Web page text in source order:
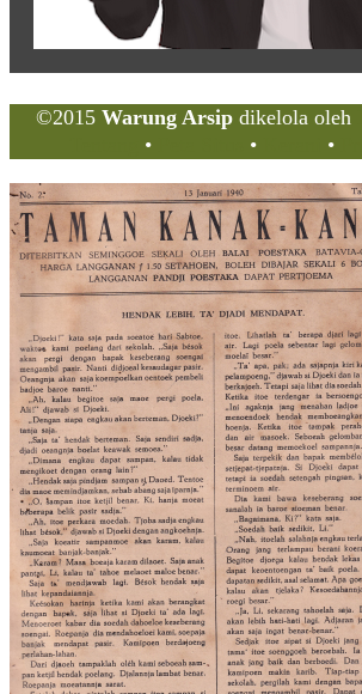
©2015 Warung Arsip dikelola oleh
• • •